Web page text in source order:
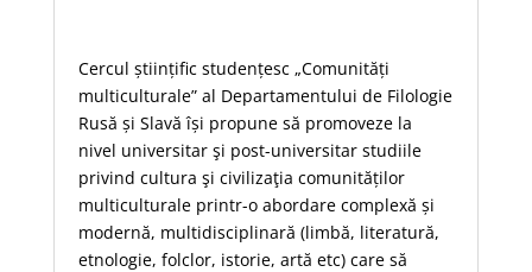
Cercul științific studențesc „Comunități
multiculturale” al Departamentului de Filologie
Rusă și Slavă își propune să promoveze la
nivel universitar şi post-universitar studiile
privind cultura şi civilizaţia comunităților
multiculturale printr-o abordare complexă și
modernă, multidisciplinară (limbă, literatură,
etnologie, folclor, istorie, artă etc) care să